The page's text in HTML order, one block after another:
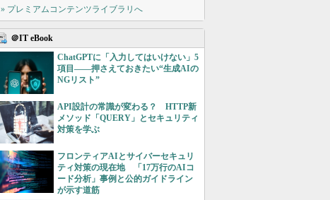
» プレミアムコンテンツライブラリへ
＠IT eBook
ChatGPTに「入力してはいけない」5
項目――押さえておきたい“生成AIの
NGリスト”
API設計の常識が変わる？ HTTP新
メソッド「QUERY」とセキュリティ
対策を学ぶ
フロンティアAIとサイバーセキュリ
ティ対策の現在地 「17万行のAIコ
ード分析」事例と公的ガイドライン
が示す道筋